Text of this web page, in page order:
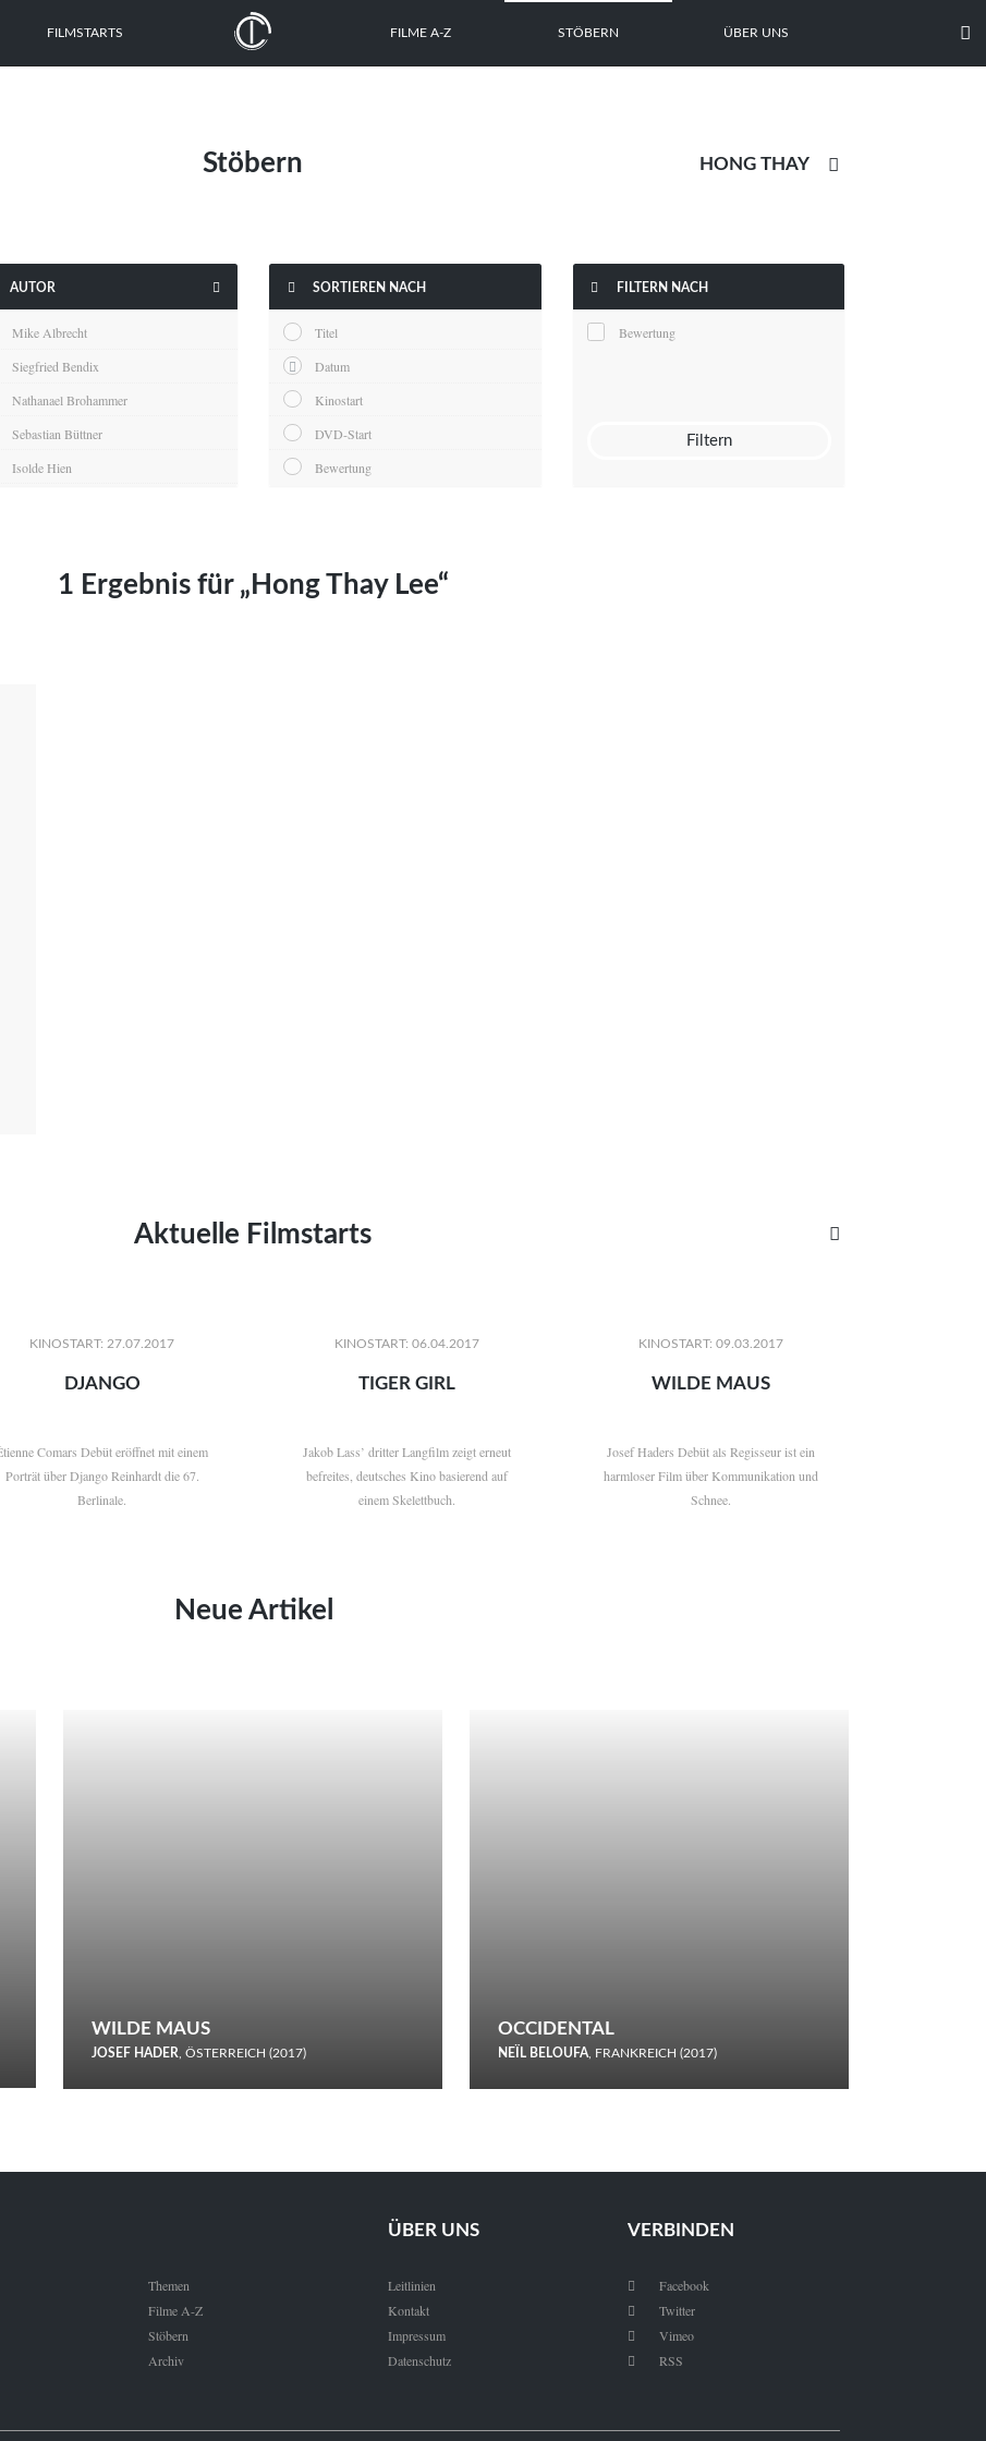
FILMSTARTS FILME A-Z STÖBERN ÜBER UNS 
Stöbern 
AUTOR 
Mike Albrecht
Siegfried Bendix
Nathanael Brohammer
Sebastian Büttner
Isolde Hien
Maximilian Kosing
 SORTIEREN NACH
Titel
Datum
Kinostart
DVD-Start
Bewertung
 FILTERN NACH
Bewertung
Filtern
1 Ergebnis für „Hong Thay Lee“
Aktuelle Filmstarts 
KINOSTART: 27.07.2017
DJANGO
Comars Debüt eröffnet mit einem
Porträt über Django Reinhardt die 67.
Berlinale.
KINOSTART: 06.04.2017
TIGER GIRL
Jakob Lass’ dritter Langfilm zeigt erneut
befreites, deutsches Kino basierend auf
einem Skelettbuch.
KINOSTART: 09.03.2017
WILDE MAUS
Josef Haders Debüt als Regisseur ist ein
harmloser Film über Kommunikation und
Schnee.
Neue Artikel
WILDE MAUS
JOSEF HADER, ÖSTERREICH (2017)
Schnee.
OCCIDENTAL
NEÏL BELOUFA, FRANKREICH (2017)
Themen
Filme A-Z
Stöbern
Archiv
ÜBER UNS
Leitlinien
Kontakt
Impressum
Datenschutz
VERBINDEN
 Facebook
 Twitter
 Vimeo
 RSS